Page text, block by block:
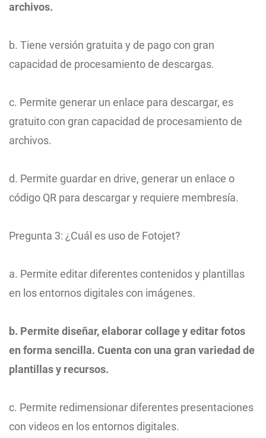
archivos.
b. Tiene versión gratuita y de pago con gran
capacidad de procesamiento de descargas.
c. Permite generar un enlace para descargar, es
gratuito con gran capacidad de procesamiento de
archivos.
d. Permite guardar en drive, generar un enlace o
código QR para descargar y requiere membresía.
Pregunta 3: ¿Cuál es uso de Fotojet?
a. Permite editar diferentes contenidos y plantillas
en los entornos digitales con imágenes.
b. Permite diseñar, elaborar collage y editar fotos
en forma sencilla. Cuenta con una gran variedad de
plantillas y recursos.
c. Permite redimensionar diferentes presentaciones
con videos en los entornos digitales.